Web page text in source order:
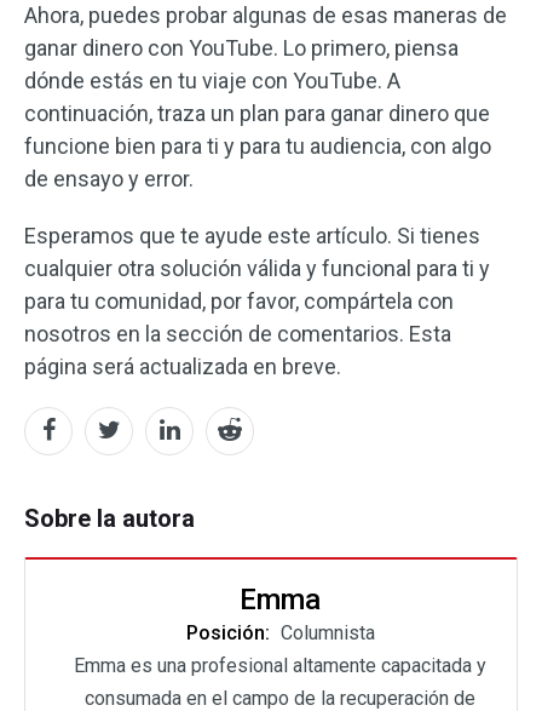
Ahora, puedes probar algunas de esas maneras de
ganar dinero con YouTube. Lo primero, piensa
dónde estás en tu viaje con YouTube. A
continuación, traza un plan para ganar dinero que
funcione bien para ti y para tu audiencia, con algo
de ensayo y error.
Esperamos que te ayude este artículo. Si tienes
cualquier otra solución válida y funcional para ti y
para tu comunidad, por favor, compártela con
nosotros en la sección de comentarios. Esta
página será actualizada en breve.
Sobre la autora
Emma
Posición: Columnista
Emma es una profesional altamente capacitada y
consumada en el campo de la recuperación de